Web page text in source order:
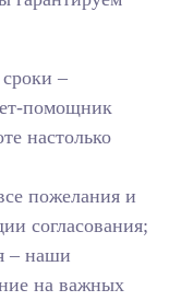
–
помощник
настолько
пожелания и
согласования;
– наши
на важных